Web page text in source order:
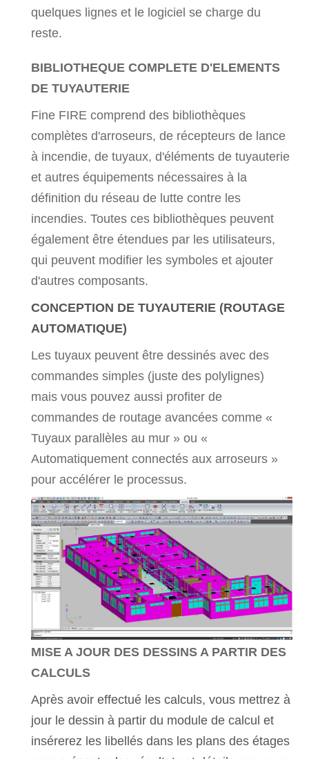
quelques lignes et le logiciel se charge du
reste.
BIBLIOTHEQUE COMPLETE D'ELEMENTS
DE TUYAUTERIE
Fine FIRE comprend des bibliothèques
complètes d'arroseurs, de récepteurs de lance
à incendie, de tuyaux, d'éléments de tuyauterie
et autres équipements nécessaires à la
définition du réseau de lutte contre les
incendies. Toutes ces bibliothèques peuvent
également être étendues par les utilisateurs,
qui peuvent modifier les symboles et ajouter
d'autres composants.
CONCEPTION DE TUYAUTERIE (ROUTAGE
AUTOMATIQUE)
Les tuyaux peuvent être dessinés avec des
commandes simples (juste des polylignes)
mais vous pouvez aussi profiter de
commandes de routage avancées comme «
Tuyaux parallèles au mur » ou «
Automatiquement connectés aux arroseurs »
pour accélérer le processus.
MISE A JOUR DES DESSINS A PARTIR DES
CALCULS
Après avoir effectué les calculs, vous mettrez à
jour le dessin à partir du module de calcul et
insérerez les libellés dans les plans des étages